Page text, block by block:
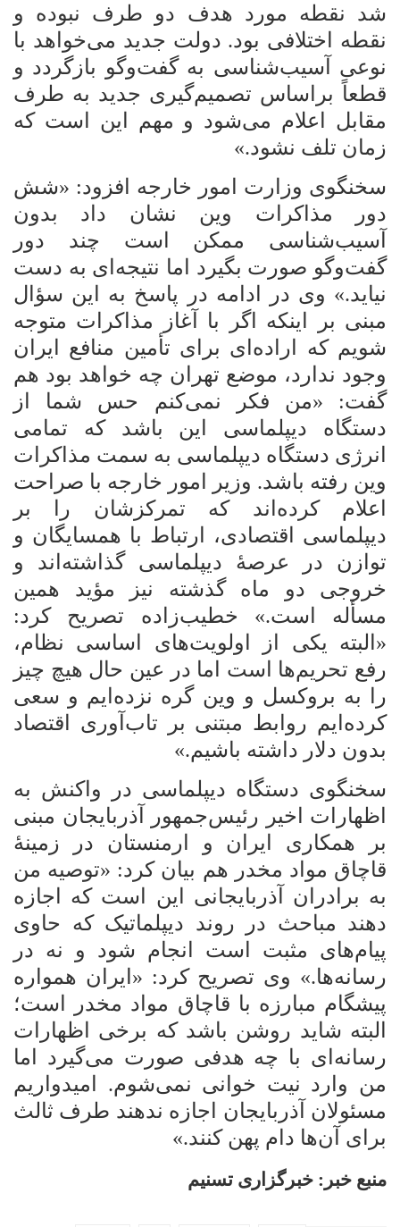
شد نقطه مورد هدف دو طرف نبوده و
نقطه اختلافی بود. دولت جدید می‌خواهد با
نوعی آسیب‌شناسی به گفت‌وگو بازگردد و
قطعاً براساس تصمیم‌گیری جدید به طرف
مقابل اعلام می‌شود و مهم این است که
زمان تلف نشود.»
سخنگوی وزارت امور خارجه افزود: «شش
دور مذاکرات وین نشان داد بدون
آسیب‌شناسی ممکن است چند دور
گفت‌وگو صورت بگیرد اما نتیجه‌ای به دست
نیاید.» وی در ادامه در پاسخ به این سؤال
مبنی بر اینکه اگر با آغاز مذاکرات متوجه
شویم که اراده‌ای برای تأمین منافع ایران
وجود ندارد، موضع تهران چه خواهد بود هم
گفت: «من فکر نمی‌کنم حس شما از
دستگاه دیپلماسی این باشد که تمامی
انرژی دستگاه دیپلماسی به سمت مذاکرات
وین رفته باشد. وزیر امور خارجه با صراحت
اعلام کرده‌اند که تمرکزشان را بر
دیپلماسی اقتصادی، ارتباط با همسایگان و
توازن در عرصۀ دیپلماسی گذاشته‌اند و
خروجی دو ماه گذشته نیز مؤید همین
مسأله است.» خطیب‌زاده تصریح کرد:
«البته یکی از اولویت‌های اساسی نظام،
رفع تحریم‌ها است اما در عین حال هیچ چیز
را به بروکسل و وین گره نزده‌ایم و سعی
کرده‌ایم روابط مبتنی بر تاب‌آوری اقتصاد
بدون دلار داشته باشیم.»
سخنگوی دستگاه دیپلماسی در واکنش به
اظهارات اخیر رئیس‌جمهور آذربایجان مبنی
بر همکاری ایران و ارمنستان در زمینۀ
قاچاق مواد مخدر هم بیان کرد: «توصیه من
به برادران آذربایجانی این است که اجازه
دهند مباحث در روند دیپلماتیک که حاوی
پیام‌های مثبت است انجام شود و نه در
رسانه‌ها.» وی تصریح کرد: «ایران همواره
پیشگام مبارزه با قاچاق مواد مخدر است؛
البته شاید روشن باشد که برخی اظهارات
رسانه‌ای با چه هدفی صورت می‌گیرد اما
من وارد نیت خوانی نمی‌شوم. امیدواریم
مسئولان آذربایجان اجازه ندهند طرف ثالث
برای آن‌ها دام پهن کنند.»
منبع خبر: خبرگزاری تسنیم